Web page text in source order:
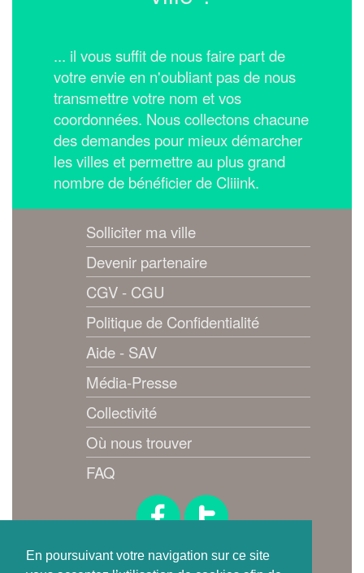
En poursuivant votre navigation sur ce site
... il vous suffit de nous faire part de
votre envie en n'oubliant pas de nous
transmettre votre nom et vos
coordonnées. Nous collectons chacune
des demandes pour mieux démarcher
les villes et permettre au plus grand
nombre de bénéficier de Cliiink.
Solliciter ma ville
Devenir partenaire
CGV - CGU
Politique de Confidentialité
Aide - SAV
Média-Presse
Collectivité
Où nous trouver
FAQ
Suivez-nous !